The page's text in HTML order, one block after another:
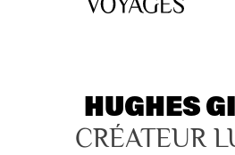
HUGHES
CRÉATEUR